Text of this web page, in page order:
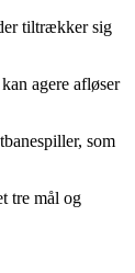
tiltrækker sig
agere afløser
som
tre mål og